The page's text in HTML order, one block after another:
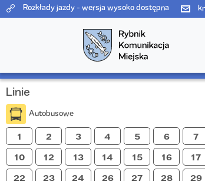
Rozkłady jazdy - wersja wysoko dostępna
Linie
Autobusowe